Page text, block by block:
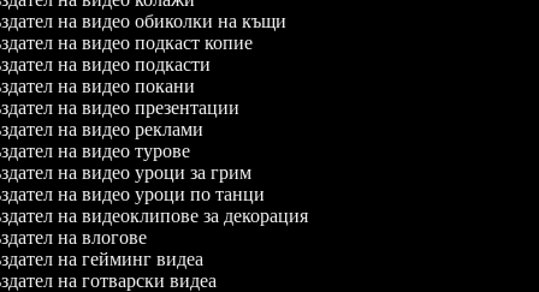
на видео обиколки на къщи
на видео подкаст копие
на видео подкасти
на видео покани
на видео презентации
на видео реклами
на видео турове
на видео уроци за грим
на видео уроци по танци
на видеоклипове за декорация
на влогове
на гейминг видеа
на готварски видеа